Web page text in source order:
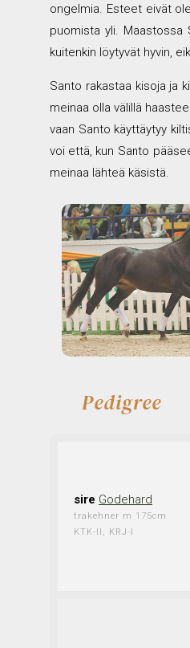
ongelmia. Esteet eivät
puomista yli. Maastossa
kuitenkin löytyvät hyvin,
Santo rakastaa kisoja ja
meinaa olla välillä
vaan Santo käyttäytyy
voi että, kun Santo
meinaa lähteä käsistä.
Pedigree
sire Godehard
trakehner m 175cm
KTK-II, KRJ-I